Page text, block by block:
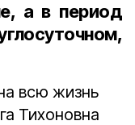
а в период
всю жизнь
Тихоновна